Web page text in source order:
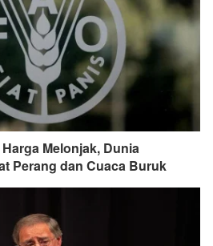
Melonjak, Dunia
Perang dan Cuaca Buruk